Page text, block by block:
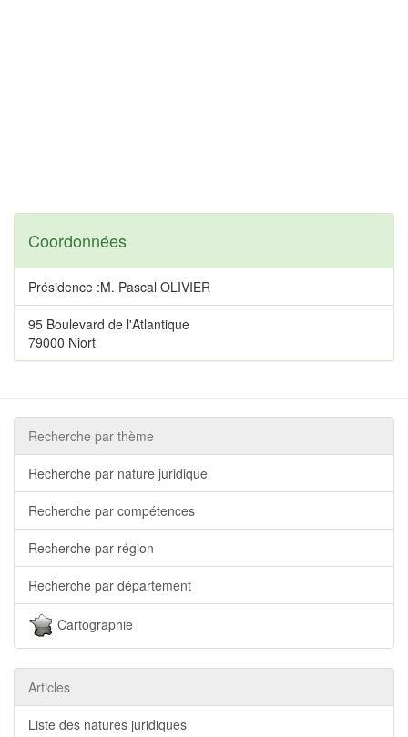
Coordonnées
Présidence :M. Pascal OLIVIER
95 Boulevard de l'Atlantique
79000 Niort
Recherche par thème
Recherche par nature juridique
Recherche par compétences
Recherche par région
Recherche par département
Cartographie
Articles
Liste des natures juridiques